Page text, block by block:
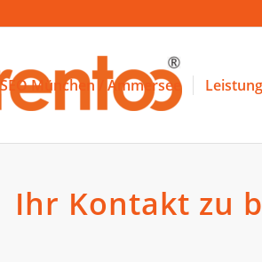
SEO München / Ammersee
Ihr Kontakt zu